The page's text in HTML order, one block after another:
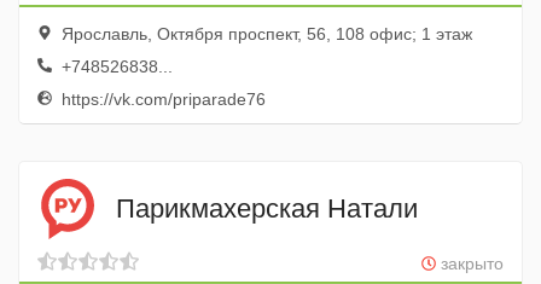
Ярославль, Октября проспект, 56, 108 офис; 1 этаж
+748526838...
https://vk.com/priparade76
Парикмахерская Натали
закрыто